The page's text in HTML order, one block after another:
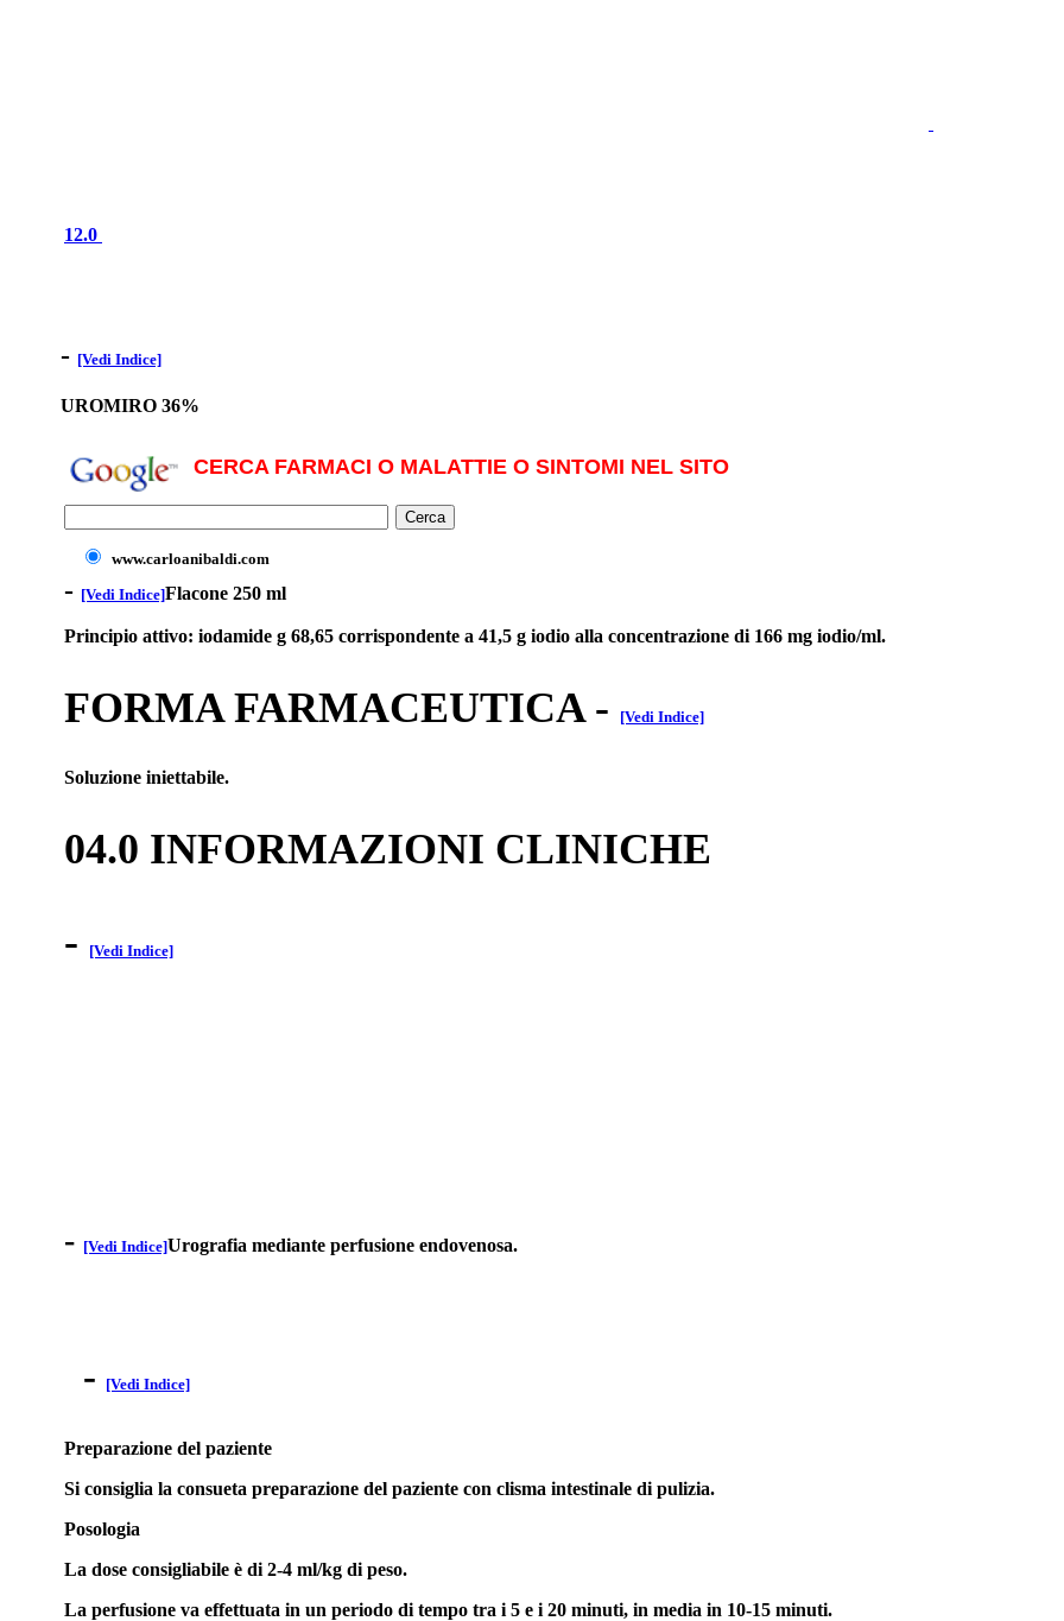
12.0
- [Vedi Indice]
UROMIRO 36%
CERCA FARMACI O MALATTIE O SINTOMI NEL SITO
www.carloanibaldi.com
- [Vedi Indice]Flacone 250 ml
Principio attivo: iodamide g 68,65 corrispondente a 41,5 g iodio alla concentrazione di 166 mg iodio/ml.
FORMA FARMACEUTICA- [Vedi Indice]
Soluzione iniettabile.
04.0 INFORMAZIONI CLINICHE
-
[Vedi Indice]
- [Vedi Indice]Urografia mediante perfusione endovenosa.
- [Vedi Indice]
Preparazione del paziente
Si consiglia la consueta preparazione del paziente con clisma intestinale di pulizia.
Posologia
La dose consigliabile è di 2-4 ml/kg di peso.
La perfusione va effettuata in un periodo di tempo tra i 5 e i 20 minuti, in media in 10-15 minuti.